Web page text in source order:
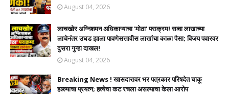
August 04, 2026
लाचखोर अग्निशमन अधिकाऱ्याचा 'मोठा' पराक्रम! सव्वा लाखाच्या
लाचेनंतर उघड झाला पावणेसत्तावीस लाखांचा काळा पैसा; विजय पवारवर
दुसरा गुन्हा दाखल!​
August 04, 2026
Breaking News ! खासदारावर भर पत्रकार परिषदेत चाकू
हल्ल्याचा प्रयत्न; हत्येचा कट रचला असल्याचा केला आरोप